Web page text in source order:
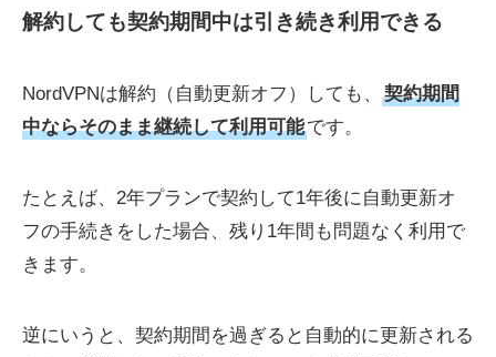
解約しても契約期間中は引き続き利用できる
NordVPNは解約（自動更新オフ）しても、
契約期間
中ならそのまま継続して利用可能です。
たとえば、2年プランで契約して1年後に自動更新オ
フの手続きをした場合、残り1年間も問題なく利用で
きます。
逆にいうと、契約期間を過ぎると自動的に更新される